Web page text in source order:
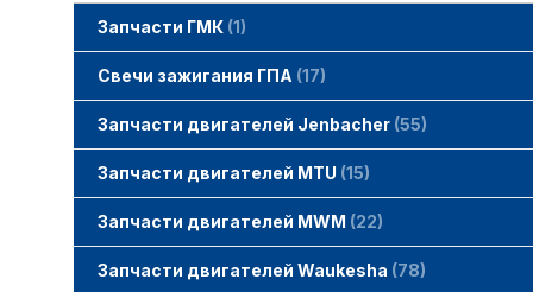
Запчасти ГМК 1
Свечи зажигания ГПА 17
Запчасти двигателей Jenbacher 55
Запчасти двигателей MTU 15
Запчасти двигателей MWM 22
Запчасти двигателей Waukesha 78